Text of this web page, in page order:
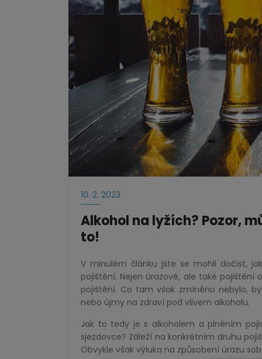
10. 2. 2023
Alkohol na lyžích? Pozor,
to!
V minulém článku jste se mohli dočíst,
pojištění. Nejen úrazové, ale také
pojištění. Co tam však zmíněno nebylo,
nebo újmy na zdraví pod vlivem alkoholu.
Jak to tedy je s alkoholem a plněním
sjezdovce? Záleží na konkrétním druhu
Obvykle však výluka na způsobení úrazu